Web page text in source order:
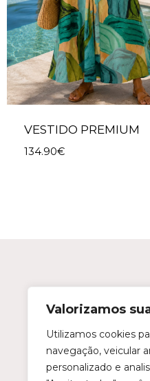
Valorizamos
Utilizamos cookies
navegação, veicular
personalizado e
VESTIDO PREMIUM
134.90€